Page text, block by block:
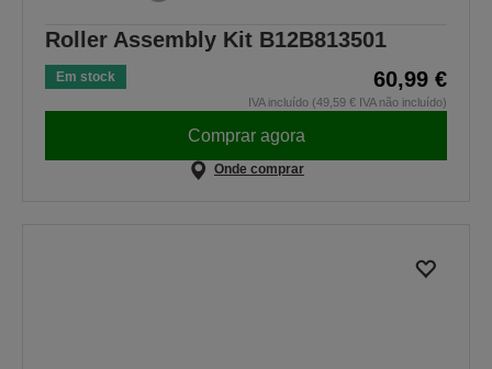
Roller Assembly Kit B12B813501
Em stock 60,99 €
IVA incluído (49,59 € IVA não incluído)
Comprar agora
Onde comprar